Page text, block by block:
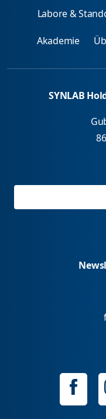
Labore &
Akademie
SYNLAB